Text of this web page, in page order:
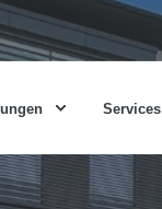
Services